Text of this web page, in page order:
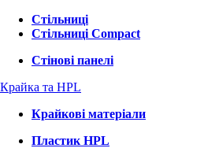
Стільниці
Стільниці Compact
Стінові панелі
Крайка та HPL
Крайкові матеріали
Пластик HPL